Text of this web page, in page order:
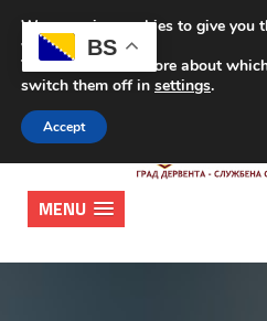
MENU
BS
We are using cookies to give you
website.
You can find out more about
switch them off in settings.
Accept